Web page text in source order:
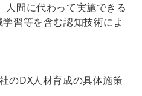
人間に代わって実施できる
習等を含む認知技術によ
のDX人材育成の具体施策